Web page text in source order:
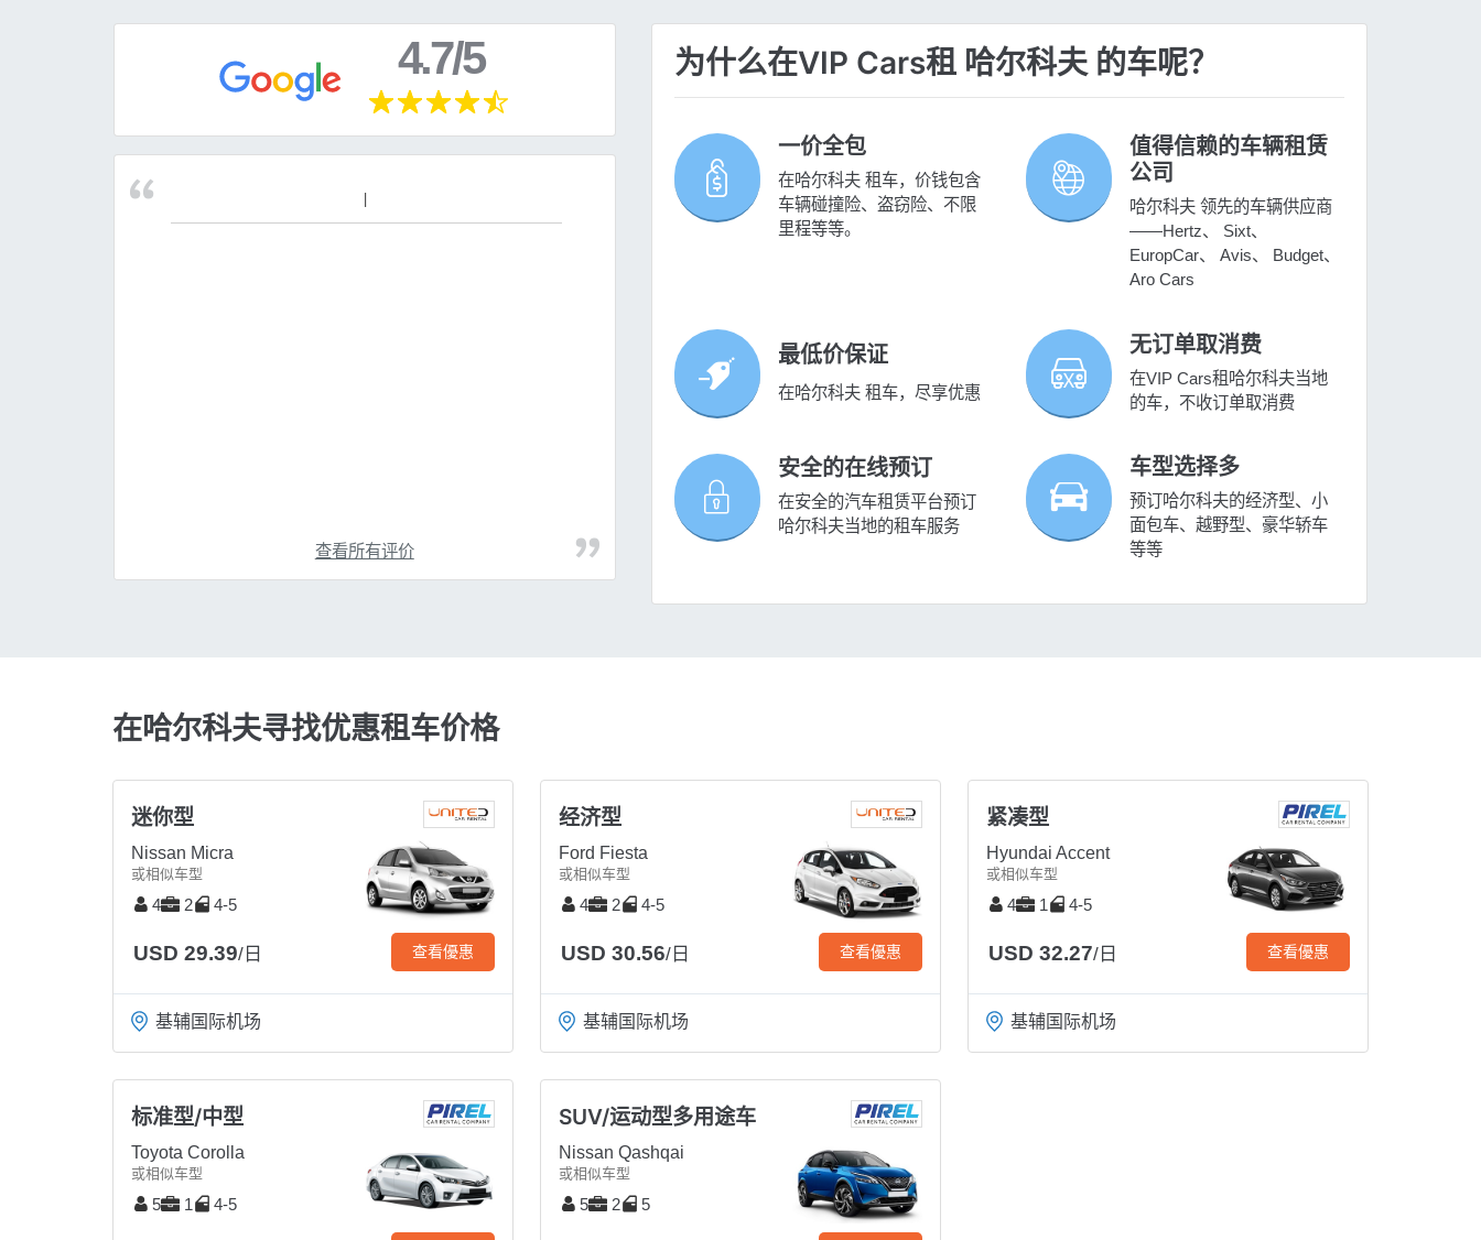
4.7/5
查看所有评价
为什么在VIP Cars租 哈尔科夫 的车呢？
一价全包
在哈尔科夫 租车，价钱包含
车辆碰撞险、盗窃险、不限
里程等等。
值得信赖的车辆租赁
公司
哈尔科夫 领先的车辆供应商
——Hertz、 Sixt、
EuropCar、 Avis、 Budget、
Aro Cars
最低价保证
在哈尔科夫 租车，尽享优惠
无订单取消费
在VIP Cars租哈尔科夫当地
的车，不收订单取消费
安全的在线预订
在安全的汽车租赁平台预订
哈尔科夫当地的租车服务
车型选择多
预订哈尔科夫的经济型、小
面包车、越野型、豪华轿车
等等
在哈尔科夫寻找优惠租车价格
迷你型
Nissan Micra
或相似车型
4 2 4-5
USD 29.39/日 查看優惠
基辅国际机场
经济型
Ford Fiesta
或相似车型
4 2 4-5
USD 30.56/日 查看優惠
基辅国际机场
紧凑型
Hyundai Accent
或相似车型
4 1 4-5
USD 32.27/日 查看優惠
基辅国际机场
标准型/中型
Toyota Corolla
或相似车型
5 1 4-5
SUV/运动型多用途车
Nissan Qashqai
或相似车型
5 2 5